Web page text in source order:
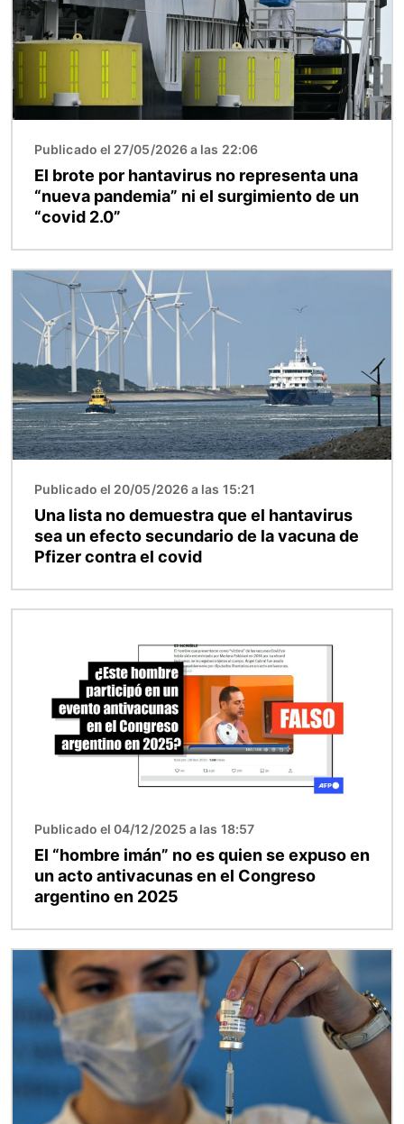
Publicado el 27/05/2026 a las 22:06
El brote por hantavirus no representa una
“nueva pandemia” ni el surgimiento de un
“covid 2.0”
Imagen
Publicado el 20/05/2026 a las 15:21
Una lista no demuestra que el hantavirus
sea un efecto secundario de la vacuna de
Pfizer contra el covid
Publicado el 04/12/2025 a las 18:57
El “hombre imán” no es quien se expuso en
un acto antivacunas en el Congreso
argentino en 2025
Imagen